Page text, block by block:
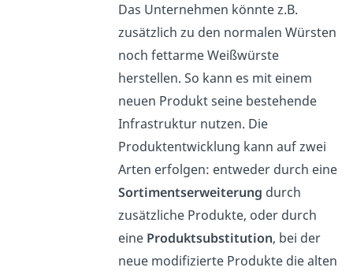
Das Unternehmen könnte z.B.
zusätzlich zu den normalen Würsten
noch fettarme Weißwürste
herstellen. So kann es mit einem
neuen Produkt seine bestehende
Infrastruktur nutzen. Die
Produktentwicklung kann auf zwei
Arten erfolgen: entweder durch eine
Sortimentserweiterung durch
zusätzliche Produkte, oder durch
eine Produktsubstitution, bei der
neue modifizierte Produkte die alten